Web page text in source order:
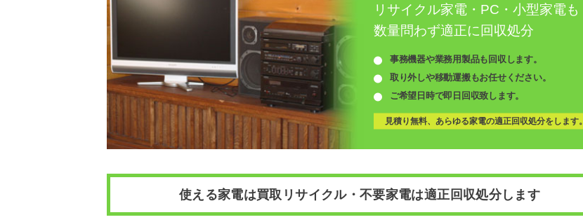
リサイクル家電・PC・小型家電も
数量問わず適正に回収処分
事務機器や業務用製品も回収します。
取り外しや移動運搬もお任せください。
ご希望日時で即日回収致します。
見積り無料、あらゆる家電の適正回収処分をします。
使える家電は買取リサイクル・不要家電は適正回収処分します